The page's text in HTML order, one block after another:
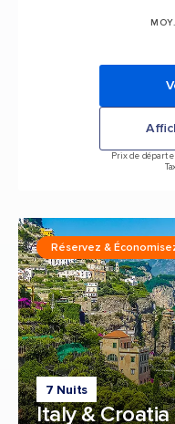
Prix de départ
7 Nuits
Italy & Croatia
Réservez &